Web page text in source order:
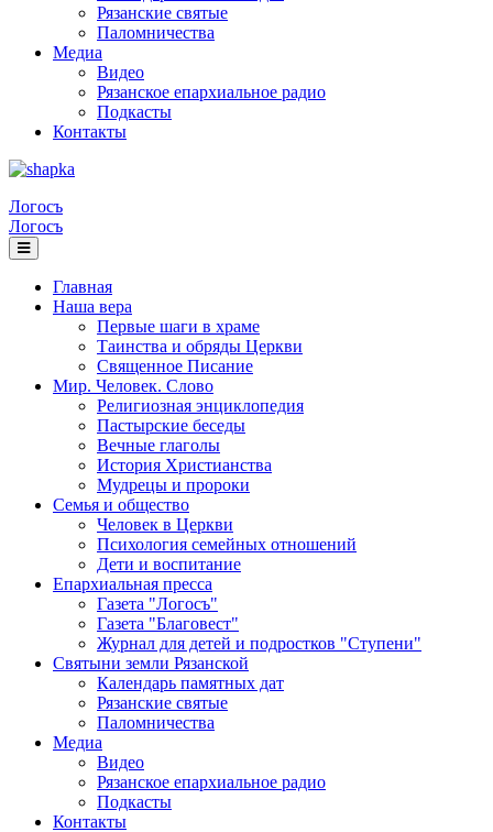
Рязанские святые
Паломничества
Медиа
Видео
Рязанское епархиальное радио
Подкасты
Контакты
Логосъ
Логосъ
Главная
Наша вера
Первые шаги в храме
Таинства и обряды Церкви
Священное Писание
Мир. Человек. Слово
Религиозная энциклопедия
Пастырские беседы
Вечные глаголы
История Христианства
Мудрецы и пророки
Семья и общество
Человек в Церкви
Психология семейных отношений
Дети и воспитание
Епархиальная пресса
Газета "Логосъ"
Газета "Благовест"
Журнал для детей и подростков "Ступени"
Святыни земли Рязанской
Календарь памятных дат
Рязанские святые
Паломничества
Медиа
Видео
Рязанское епархиальное радио
Подкасты
Контакты